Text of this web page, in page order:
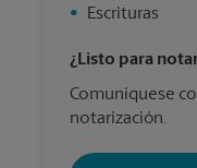
•
Escrituras
¿Listo para
Comuníquese
notarización.